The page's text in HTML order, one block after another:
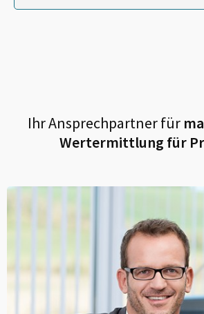
Ihr Ansprechpartner für
Wertermittlung für